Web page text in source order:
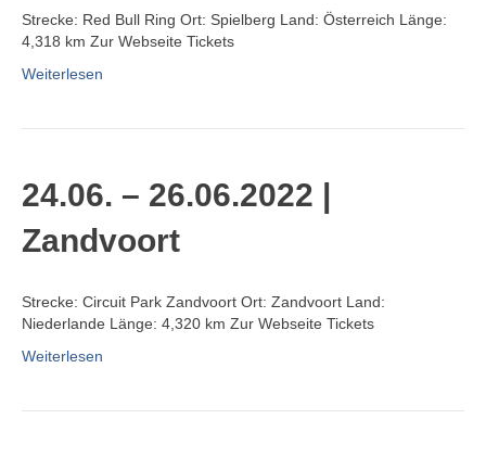
Strecke: Red Bull Ring Ort: Spielberg Land: Österreich Länge:
4,318 km Zur Webseite Tickets
Weiterlesen
24.06. – 26.06.2022 |
Zandvoort
Strecke: Circuit Park Zandvoort Ort: Zandvoort Land:
Niederlande Länge: 4,320 km Zur Webseite Tickets
Weiterlesen